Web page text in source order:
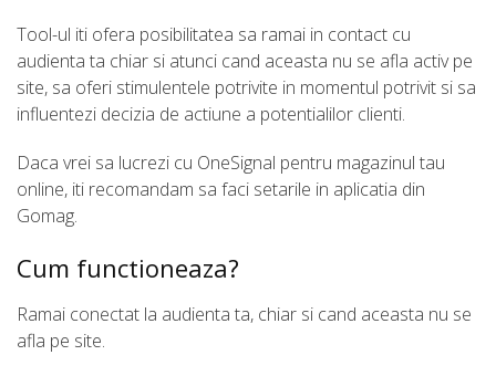
Tool-ul iti ofera posibilitatea sa ramai in contact cu
audienta ta chiar si atunci cand aceasta nu se afla activ pe
site, sa oferi stimulentele potrivite in momentul potrivit si sa
influentezi decizia de actiune a potentialilor clienti.
Daca vrei sa lucrezi cu OneSignal pentru magazinul tau
online, iti recomandam sa faci setarile in aplicatia din
Gomag.
Cum functioneaza?
Ramai conectat la audienta ta, chiar si cand aceasta nu se
afla pe site.